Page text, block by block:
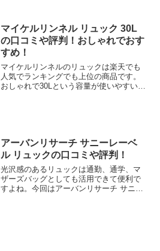
マイケルリンネル リュック 30L
の口コミや評判！おしゃれでおす
すめ！
マイケルリンネルのリュックは楽天でも
人気でランキングでも上位の商品です。
おしゃれで30Lという容量が使いやすいの
アーバンリサーチ サニーレーベ
ル リュックの口コミや評判！
光沢感のあるリュックは通勤、通学、マ
ザーズバッグとしても活用できて便利で
すよね。今回はアーバンリサーチ サニー